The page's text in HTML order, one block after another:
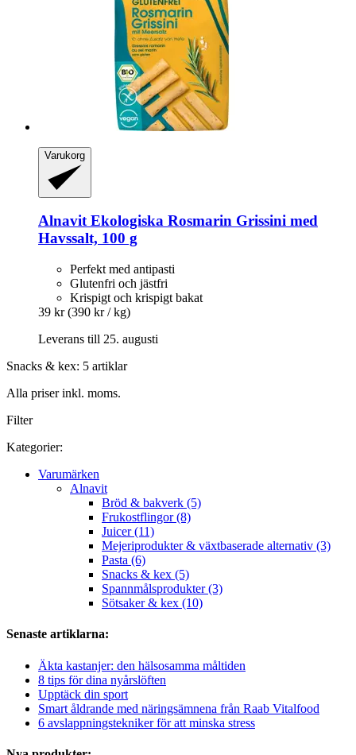
Varukorg
AlnavitEkologiska Rosmarin Grissini med
Havssalt, 100 g
Perfekt med antipasti
Glutenfri och jästfri
Krispigt och krispigt bakat
39 kr (390 kr / kg)
Leverans till 25. augusti
Snacks & kex: 5 artiklar
Alla priser inkl. moms.
Filter
Kategorier:
Varumärken
Alnavit
Bröd & bakverk (5)
Frukostflingor (8)
Juicer (11)
Mejeriprodukter & växtbaserade alternativ (3)
Pasta (6)
Snacks & kex (5)
Spannmålsprodukter (3)
Sötsaker & kex (10)
Senaste artiklarna:
Äkta kastanjer: den hälsosamma måltiden
8 tips för dina nyårslöften
Upptäck din sport
Smart åldrande med näringsämnena från Raab Vitalfood
6 avslappningstekniker för att minska stress